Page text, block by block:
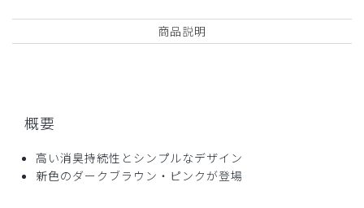
購入確認済み
年齢:50代 身長:171-175cm 体重:66-70kg
商品説明
概要
高い消臭持続性とシンプルなデザイン
新色のダークブラウン・ピンクが登場